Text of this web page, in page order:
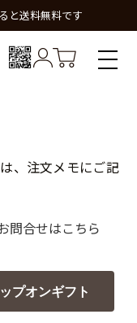
と送料無料です
、注文メモにご記
問合せはこちら
プオンギフト